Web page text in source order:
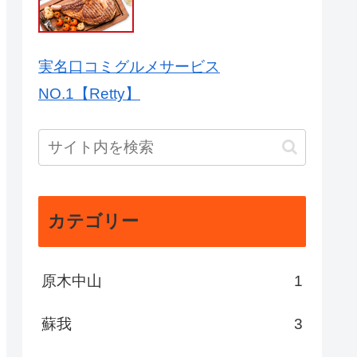
実名口コミグルメサービス
NO.1【Retty】
カテゴリー
原木中山 1
蘇我 3